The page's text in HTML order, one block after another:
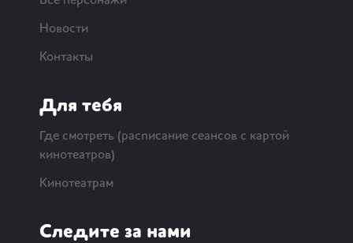
Новости
Контакты
Для тебя
Где смотреть (расписание сеансов с картой
кинотеатров)
Кинотеатрам
Следите за нами